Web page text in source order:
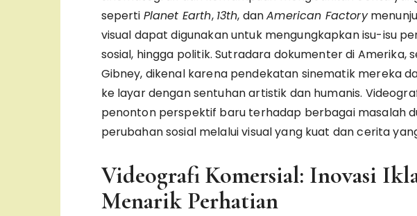
seperti Planet Earth, 13th, danAmerican Factory
visual dapat digunakan untuk mengungkapkan isu-isu
sosial, hingga politik. Sutradara dokumenter di Amerika,
Gibney, dikenal karena pendekatan sinematik mereka
ke layar dengan sentuhan artistik dan humanis.
penonton perspektif baru terhadap berbagai masalah
perubahan sosial melalui visual yang kuat dan cerita
Videografi Komersial: Inovasi
Menarik Perhatian